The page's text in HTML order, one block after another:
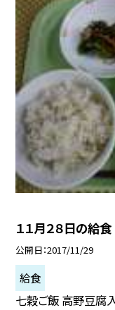
１１月２８日の給食
公開日 2017/11/29
給食
七穀ご飯 高野豆腐